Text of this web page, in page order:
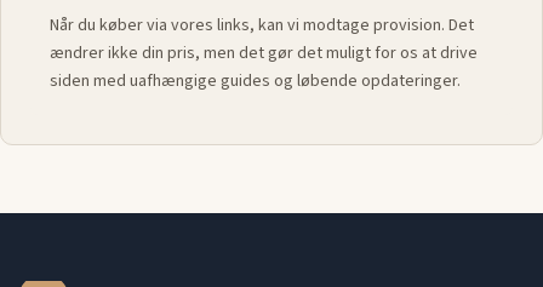
Når du køber via vores links, kan vi modtage provision. Det
ændrer ikke din pris, men det gør det muligt for os at drive
siden med uafhængige guides og løbende opdateringer.